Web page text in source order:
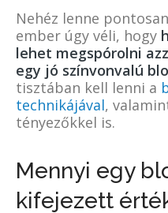
Nehéz lenne
ember úgy véli, hogy
lehet megspórolni
egy jó színvonvalú
tisztában kell lenni a
technikájával,
tényezőkkel is.
Mennyi egy
kifejezett